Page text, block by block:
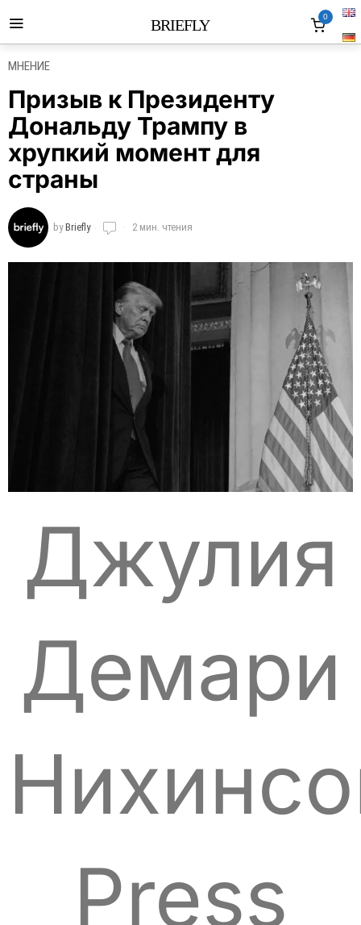
BRIEFLY 0
МНЕНИЕ
Призыв к Президенту
Дональду Трампу в
хрупкий момент для
страны
byBriefly 2 мин. чтения
Джулия
Демари
Press